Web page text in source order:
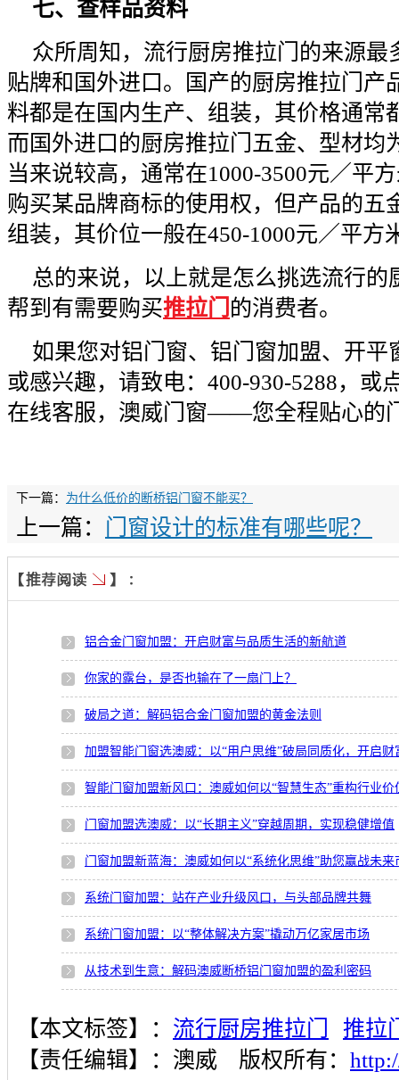
七、查样品资料
众所周知，流行厨房推拉门的来源最
贴牌和国外进口。国产的厨房推拉门产
料都是在国内生产、组装，其价格通常
而国外进口的厨房推拉门五金、型材均
当来说较高，通常在1000-3500元／平
购买某品牌商标的使用权，但产品的五
组装，其价位一般在450-1000元／平方
总的来说，以上就是怎么挑选流行
帮到有需要购买推拉门 的消费者。
如果您对铝门窗、铝门窗加盟、开平
或感兴趣，请致电：400-930-5288，或
在线客服，澳威门窗——您全程贴心的
下一篇： 为什么低价的断桥铝门窗不能买？
上一篇： 门窗设计的标准有哪些呢？
铝合金门窗加盟：开启财富与品质生活的新航道
你家的露台，是否也输在了一扇门上？
破局之道：解码铝合金门窗加盟的黄金法则
加盟智能门窗选澳威：以“用户思维”破局同质化，开启财
智能门窗加盟新风口：澳威如何以“智慧生态”重构行业价
门窗加盟选澳威：以“长期主义”穿越周期，实现稳健增值
门窗加盟新蓝海：澳威如何以“系统化思维”助您赢战未来
系统门窗加盟：站在产业升级风口，与头部品牌共舞
系统门窗加盟：以“整体解决方案”撬动万亿家居市场
从技术到生意：解码澳威断桥铝门窗加盟的盈利密码
【本文标签】： 流行厨房推拉门
推拉
【责任编辑】： 澳威 版权所有：